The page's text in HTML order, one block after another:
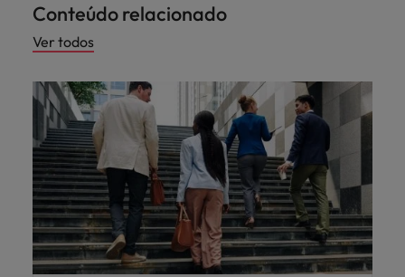
Conteúdo relacionado
Ver todos